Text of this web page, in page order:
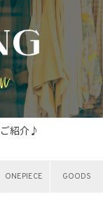
紹介♪
ONEPIECE GOODS